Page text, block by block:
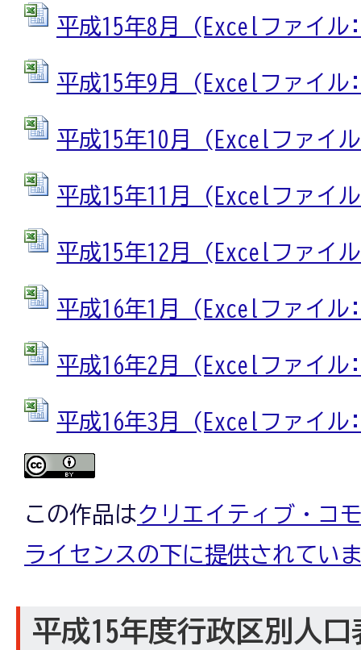
平成15年8月 (Excelファイル
平成15年9月 (Excelファイル
平成15年10月 (Excelファイ
平成15年11月 (Excelファイ
平成15年12月 (Excelファイ
平成16年1月 (Excelファイル
平成16年2月 (Excelファイル
平成16年3月 (Excelファイル
この作品はクリエイティブ・コ
ライセンスの下に提供されてい
平成15年度行政区別人口